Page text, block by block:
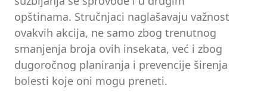
opštinama. Stručnjaci naglašavaju važnost
ovakvih akcija, ne samo zbog trenutnog
smanjenja broja ovih insekata, već i zbog
dugoročnog planiranja i prevencije širenja
bolesti koje oni mogu preneti.